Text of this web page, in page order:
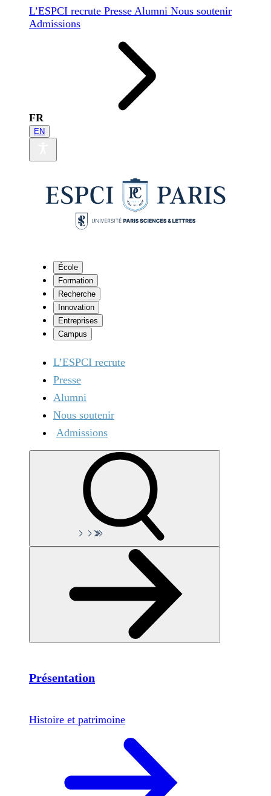
L’ESPCI recrute Presse Alumni Nous soutenir
Admissions
FR
EN
École
Formation
Recherche
Innovation
Entreprises
Campus
L’ESPCI recrute
Presse
Alumni
Nous soutenir
Admissions
Présentation
Histoire et patrimoine